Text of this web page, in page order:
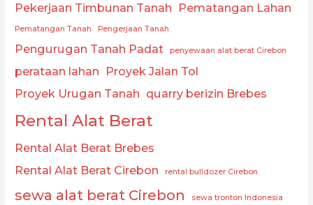
Pekerjaan Timbunan Tanah Pematangan Lahan
Pematangan Tanah Pengerjaan Tanah
Pengurugan Tanah Padat penyewaan alat berat Cirebon
perataan lahan Proyek Jalan Tol
Proyek Urugan Tanah quarry berizin Brebes
Rental Alat Berat
Rental Alat Berat Brebes
Rental Alat Berat Cirebon
rental bulldozer Cirebon
sewa alat berat Cirebon sewa tronton Indonesia